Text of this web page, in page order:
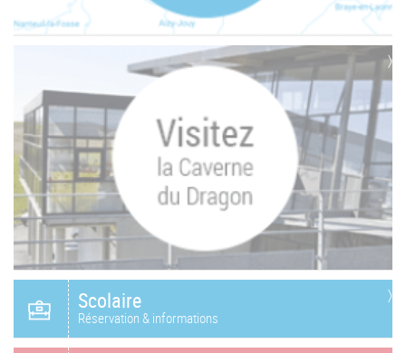
Scolaire
Réservation & informations